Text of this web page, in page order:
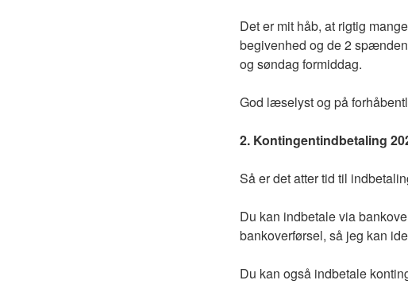
Det er mit håb, at rigtig
begivenhed og de 2
og søndag formiddag.
God læselyst og på
2. Kontingentindbetaling
Så er det atter tid til
Du kan indbetale via
bankoverførsel, så jeg kan
Du kan også indbetale